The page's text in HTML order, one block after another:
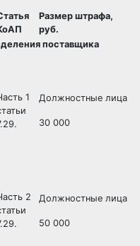
Размер штрафа,
руб.
поставщика
1
Должностные лица
30 000
2
Должностные лица
50 000